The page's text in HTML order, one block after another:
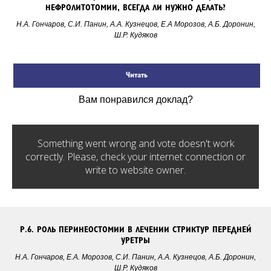
НЕФРОЛИТОТОМИИ, ВСЕГДА ЛИ НУЖНО ДЕЛАТЬ?
Н.А. Гончаров, С.И. Панин, А.А. Кузнецов, Е.А Морозов, А.Б. Доронин,
Ш.Р. Кудяков
Читать
Вам понравился доклад?
Something went wrong and vote doesn't work
correctly. Please, check your internet connection or
write to website owner.
Р.6.
РОЛЬ ПЕРИНЕОСТОМИИ В ЛЕЧЕНИИ СТРИКТУР ПЕРЕДНЕЙ
УРЕТРЫ
Н.А. Гончаров, Е.А. Морозов, С.И. Панин, А.А. Кузнецов, А.Б. Доронин,
Ш.Р. Кудяков